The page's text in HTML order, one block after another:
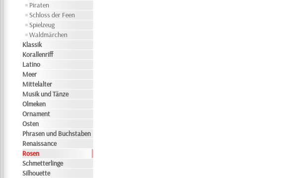
Piraten
Schloss der Feen
Spielzeug
Waldmärchen
Klassik
Korallenriff
Latino
Meer
Mittelalter
Musik und Tänze
Olmeken
Ornament
Osten
Phrasen und Buchstaben
Renaissance
Rosen
Schmetterlinge
Silhouette